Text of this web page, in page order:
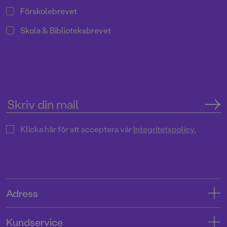
Förskolebrevet
Skola & Biblioteksbrevet
Klicka här för att acceptera vårIntegritetspolicy.
Adress
Kundservice